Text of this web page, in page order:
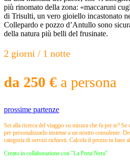
più rinomato della zona: «maccaruni
di Trisulti, un vero gioiello incastonato
Collepardo e pozzo d’Antullo sono
della natura più belli del frusinate.
2 giorni / 1 notte
da 250 € a persona
prossime partenze
Sei alla ricerca del viaggio su misura che fa per te?
per personalizzarlo insieme a un nostro consulente.
categoria di servizi richiesti. Calcola il prezzo in base
Creato in collaborazione con "La Preta Nera"